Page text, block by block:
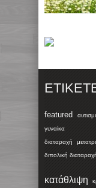
featured
γυναίκα
διαταραχή
διπολική
κατάθλιψη